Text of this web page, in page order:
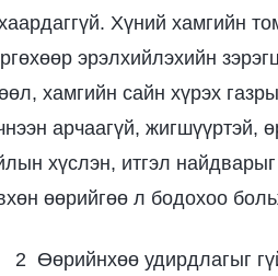
Хүний хамгийн
эрэлхийлэхийн
хамгийн сайн хүрэх
арчаагүй, жигшүүртэй,
хүслэн, итгэл
өөрийгөө л бодохоо
2 Өөрийнхөө удирдлагыг